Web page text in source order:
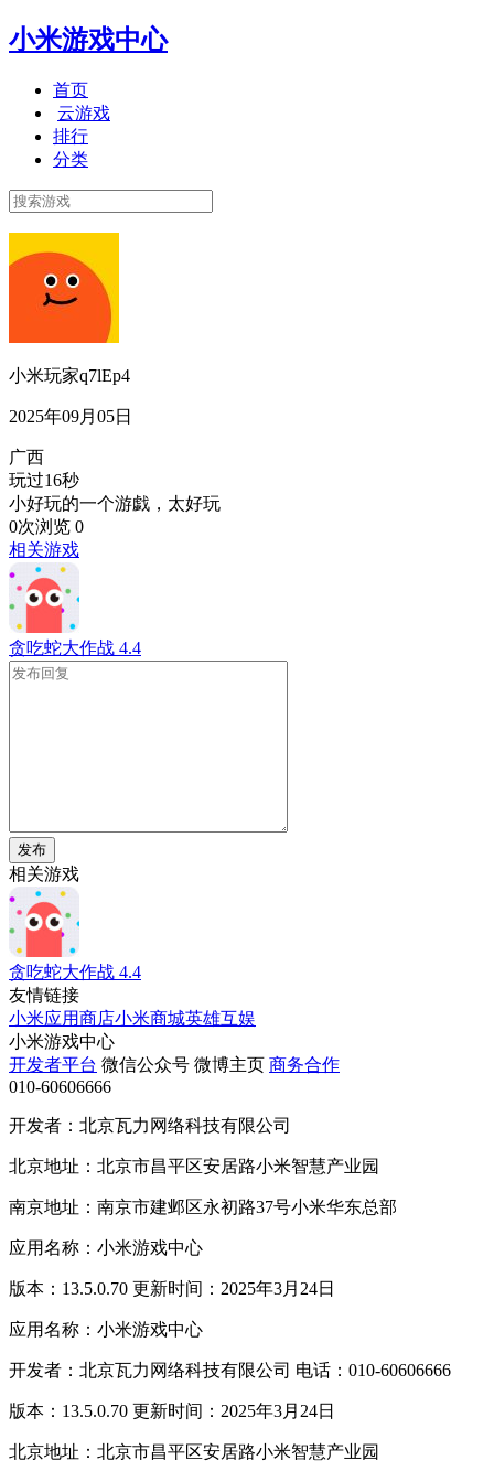
小米游戏中心
首页
云游戏
排行
分类
小米玩家q7lEp4
2025年09月05日
广西
玩过16秒
小好玩的一个游戯，太好玩
0次浏览 0
相关游戏
贪吃蛇大作战 4.4
发布
相关游戏
贪吃蛇大作战 4.4
友情链接
小米应用商店小米商城英雄互娱
小米游戏中心
开发者平台 微信公众号 微博主页 商务合作
010-60606666
开发者：北京瓦力网络科技有限公司
北京地址：北京市昌平区安居路小米智慧产业园
南京地址：南京市建邺区永初路37号小米华东总部
应用名称：小米游戏中心
版本：13.5.0.70 更新时间：2025年3月24日
应用名称：小米游戏中心
开发者：北京瓦力网络科技有限公司 电话：010-60606666
版本：13.5.0.70 更新时间：2025年3月24日
北京地址：北京市昌平区安居路小米智慧产业园